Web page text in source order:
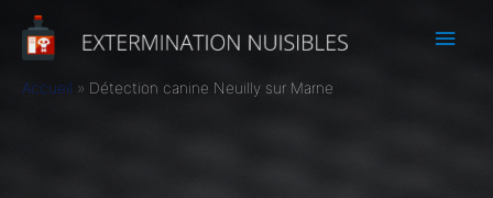
Accueil Détection canine Neuilly sur Marne